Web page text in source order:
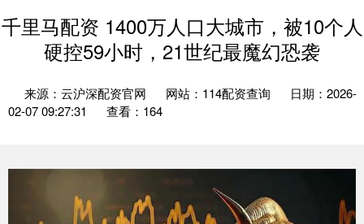
千里马配资 1400万人口大城市，被10个人
硬控59小时，21世纪最魔幻恐袭
来源：云沪深配资官网 网站：114配资查询
日期：2026-
02-07 09:27:31
查看：164